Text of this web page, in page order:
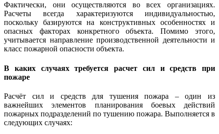
Фактически, они осуществляются во всех организациях.
Расчеты всегда характеризуются индивидуальностью,
поскольку базируются на конструктивных особенностях и
опасных факторах конкретного объекта. Помимо этого,
учитывается направление производственной деятельности и
класс пожарной опасности объекта.
В каких случаях требуется расчет сил и средств при
пожаре
Расчёт сил и средств для тушения пожара – один из
важнейших элементов планирования боевых действий
пожарных подразделений по тушению пожара. Выполняется в
следующих случаях: